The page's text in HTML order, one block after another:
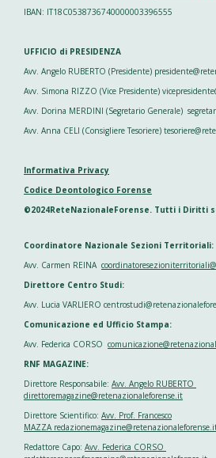
IBAN: IT18C0538736740000003396555
UFFICIO di PRESIDENZA
Avv. Angelo RUBERTO (Presidente)
Avv. Simona RIZZO (Vice Presidente)
Avv. Dorina MERDINI (Segretario Generale)
Avv. Anna CELI (Consigliere Tesoriere)
Informativa Privacy
Codice Deontologico Forense
©2024ReteNazionaleForense. Tutti i Diritti
Coordinatore Nazionale Sezioni Territoriali:
Avv. Carmen REINA
Direttore Centro Studi:
Avv. Lucia VARLIERO
Comunicazione ed Ufficio Stampa:
Avv. Federica CORSO
RNF MAGAZINE:
Direttore Responsabile: Avv. Angelo RUBERTO
direttoremagazine@retenazionaleforense.it
Direttore Scientifico: Avv. Prof. Francesco
MAZZA
Redattore Capo: Avv. Federica CORSO